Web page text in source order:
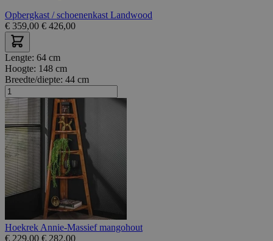
Opbergkast / schoenenkast Landwood
€ 359,00 € 426,00
Lengte: 64 cm
Hoogte: 148 cm
Breedte/diepte: 44 cm
Hoekrek Annie-Massief mangohout
€ 229,00 € 282,00